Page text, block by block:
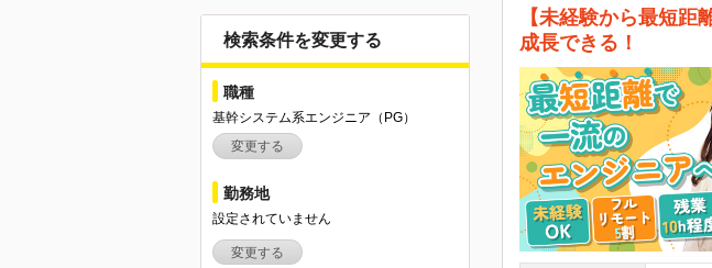
検索条件を変更する
職種
基幹システム系エンジニア（PG）
変更する
勤務地
設定されていません
変更する
【未経験から最短
成長できる！